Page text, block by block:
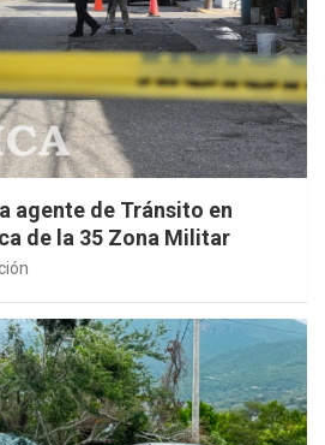
agente de Tránsito en
de la 35 Zona Militar